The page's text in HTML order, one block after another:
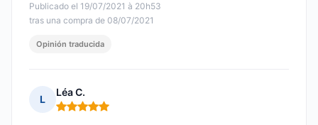
Publicado el 19/07/2021 à 20h53
tras una compra de 08/07/2021
Opinión traducida
L
Léa C.
Nota: 5 de 5